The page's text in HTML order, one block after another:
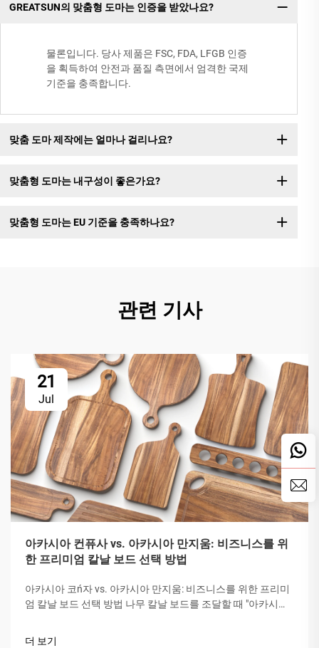
GREATSUN의 맞춤형 도마는 인증을 받았나요?
물론입니다. 당사 제품은 FSC, FDA, LFGB 인증
을 획득하여 안전과 품질 측면에서 엄격한 국제
기준을 충족합니다.
맞춤 도마 제작에는 얼마나 걸리나요?
맞춤형 도마는 내구성이 좋은가요?
맞춤형 도마는 EU 기준을 충족하나요?
관련 기사
21
Jul
아카시아 컨퓨사 vs. 아카시아 만지움: 비즈니스를 위
한 프리미엄 칼날 보드 선택 방법
아카시아 코ń자 vs. 아카시아 만지움: 비즈니스를 위한 프리미
엄 칼날 보드 선택 방법 나무 칼날 보드를 조달할 때 "아카시아
더 보기